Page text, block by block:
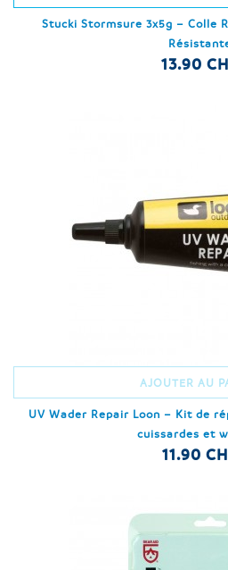
Stucki Stormsure 3x5g – Colle
13.90
AJOUTER AU
UV Wader Repair Loon – Kit de
cuissardes et
11.90